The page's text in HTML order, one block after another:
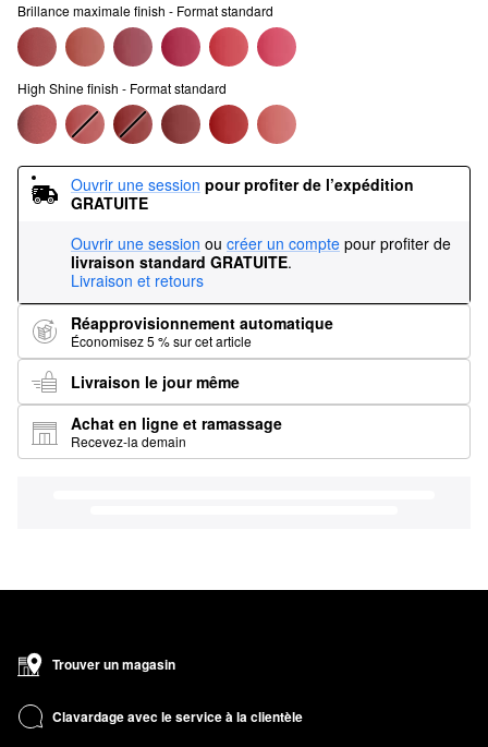
Brillance maximale finish - Format standard
High Shine finish - Format standard
Ouvrir une session pour profiter de l’expédition
GRATUITE
Ouvrir une session ou créer un compte pour profiter de
livraison standard GRATUITE.
Livraison et retours
Réapprovisionnement automatique
Économisez 5 % sur cet article
Livraison le jour même
Achat en ligne et ramassage
Recevez-la demain
Trouver un magasin
Clavardage avec le service à la clientèle